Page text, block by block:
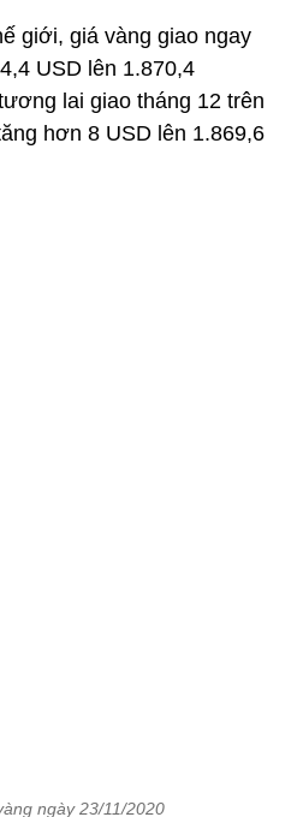
giới, giá vàng giao ngay
USD lên 1.870,4
lai giao tháng 12 trên
hơn 8 USD lên 1.869,6